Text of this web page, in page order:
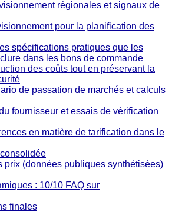
régionales et signaux de
pour la planification des
spécifications pratiques que les
dans les bons de commande
des coûts tout en préservant la
de passation de marchés et calculs
fournisseur et essais de vérification
en matière de tarification dans le
prix (données publiques synthétisées)
: 10/10 FAQ sur
finales